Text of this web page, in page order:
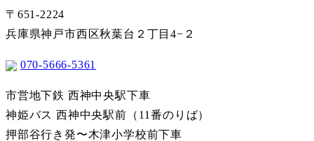
〒651-2224
兵庫県神戸市西区秋葉台２丁目4−２
070-5666-5361
市営地下鉄 西神中央駅下車
神姫バス 西神中央駅前（11番のりば）
押部谷行き発〜木津小学校前下車